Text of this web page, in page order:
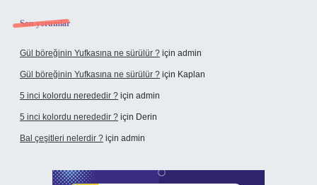
Son yorumlar
Gül böreğinin Yufkasına ne sürülür ? için admin
Gül böreğinin Yufkasına ne sürülür ? için Kaplan
5 inci kolordu nerededir ? için admin
5 inci kolordu nerededir ? için Derin
Bal çeşitleri nelerdir ? için admin